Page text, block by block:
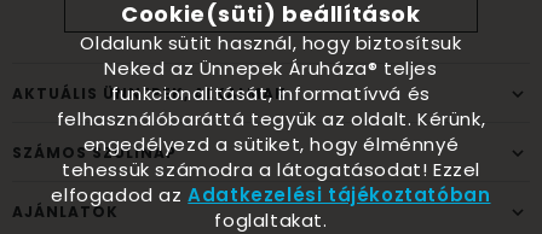
AKTUÁLIS ÜNNEPEK, ALKALMAK
SZÁMOS SZÜLINAP
AJÁNLATOK
Cookie(süti) beállítások
Oldalunk sütit használ, hogy biztosítsuk
Neked az Ünnepek Áruháza® teljes
funkcionalitását, informatívvá és
felhasználóbaráttá tegyük az oldalt. Kérünk,
engedélyezd a sütiket, hogy élménnyé
tehessük számodra a látogatásodat! Ezzel
elfogadod azAdatkezelési tájékoztatóban
foglaltakat.